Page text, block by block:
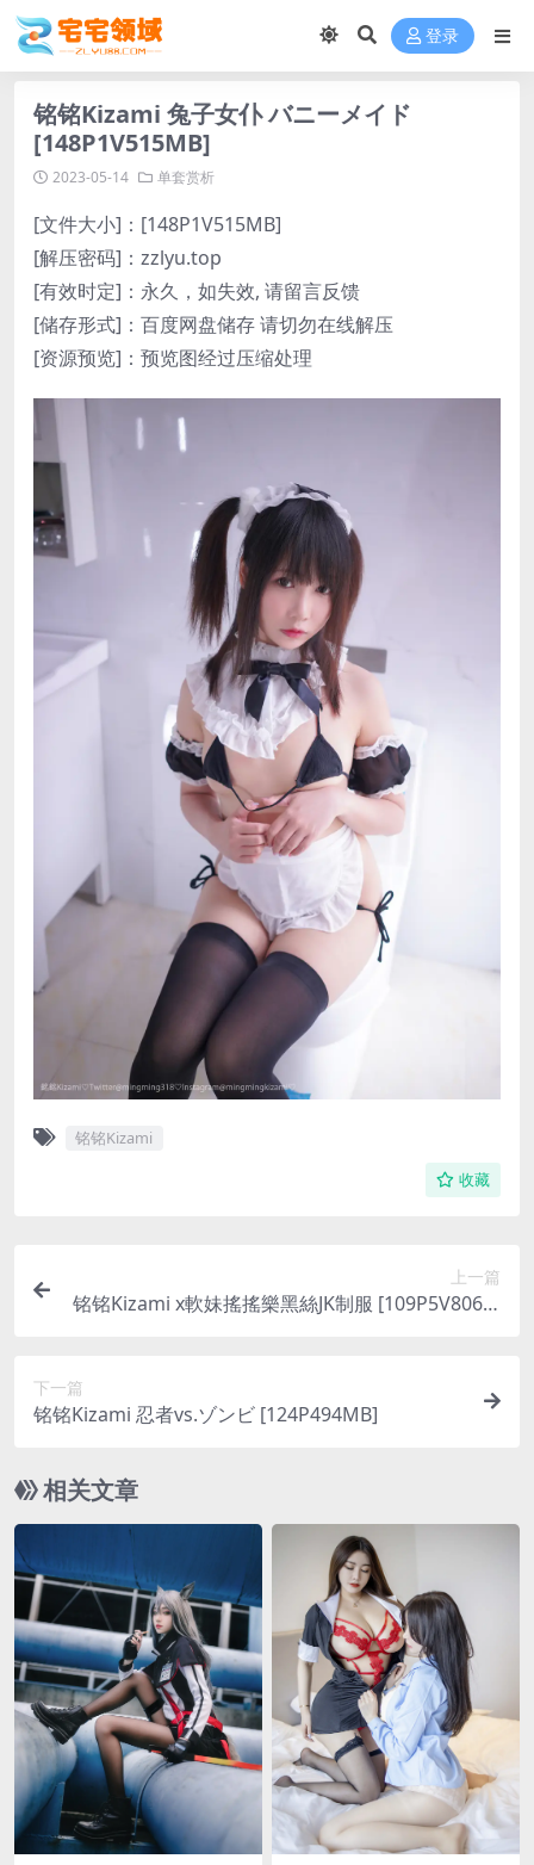
登录
铭铭Kizami 兔子女仆 バニーメイド
[148P1V515MB]
2023-05-14 单套赏析
[文件大小]：[148P1V515MB]
[解压密码]：zzlyu.top
[有效时定]：永久，如失效, 请留言反馈
[储存形式]：百度网盘储存 请切勿在线解压
[资源预览]：预览图经过压缩处理
铭铭Kizami
收藏
上一篇
铭铭Kizami x軟妹搖搖樂黑絲JK制服 [109P5V806M
下一篇
铭铭Kizami 忍者vs.ゾンビ [124P494MB]
相关文章